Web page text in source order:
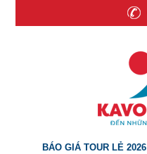
BÁO GIÁ TOUR LẺ 2026